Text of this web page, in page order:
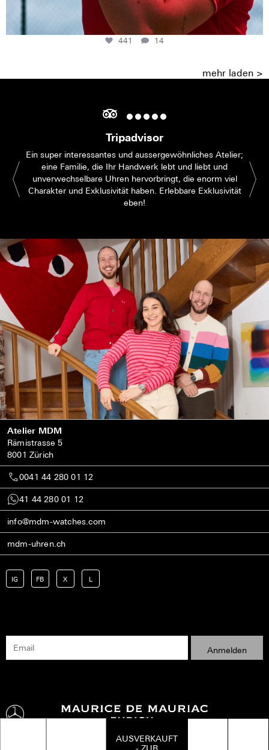
AUSVERKAUFT
- ZUR
441 14
mehr laden >
Tripadvisor
Ein super interessantes und aussergewöhnliches Atelier;
eine Familie, die Ihr Handwerk lebt und liebt und
unverwechselbare Uhren hervorbringt, die enorm viel
Charakter und Exklusivität haben. Erlebbare Exklusivität
eben!
Atelier MDM
Rämistrasse 5
8001 Zürich
0041 44 280 01 12
41 44 280 01 12
info@mdm-watches.com
mdm-uhren.ch
IG FB X L